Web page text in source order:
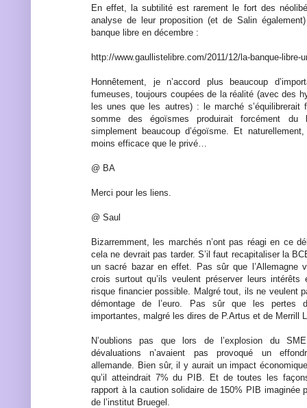
En effet, la subtilité est rarement le fort des
analyse de leur proposition (et de Salin
banque libre en décembre :
http://www.gaullistelibre.com/2011/12/la-banque-libre-
Honnêtement, je n’accord plus beaucoup
fumeuses, toujours coupées de la réalité (avec des
les unes que les autres) : le marché s’équilibrerait
somme des égoïsmes produirait forcément
simplement beaucoup d’égoïsme. Et
moins efficace que le privé…
@ BA
Merci pour les liens.
@ Saul
Bizarremment, les marchés n’ont pas réagi en ce
cela ne devrait pas tarder. S’il faut recapitaliser la
un sacré bazar en effet. Pas sûr que l’Allemagne
crois surtout qu’ils veulent préserver leurs
risque financier possible. Malgré tout, ils ne veulent
démontage de l’euro. Pas sûr que les pertes
importantes, malgré les dires de P.Artus et de Merrill
N’oublions pas que lors de l’explosion du
dévaluations n’avaient pas provoqué un
allemande. Bien sûr, il y aurait un impact
qu’il atteindrait 7% du PIB. Et de toutes les
rapport à la caution solidaire de 150% PIB imaginée
de l’institut Bruegel.